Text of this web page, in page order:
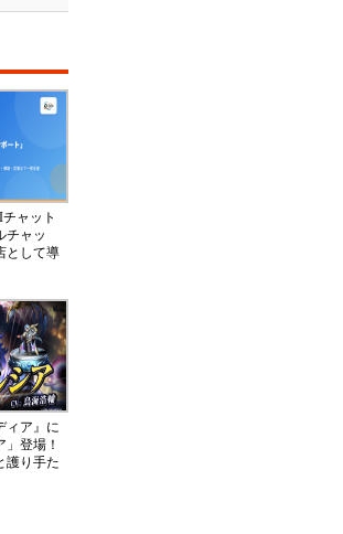
ャット
チャッ
として導
ィア』に
」登場！
護り手た